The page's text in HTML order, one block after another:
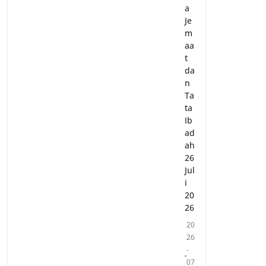
a
Je
m
aa
t
da
n
Ta
ta
Ib
ad
ah
26
Jul
i
20
26
20
26
-
07